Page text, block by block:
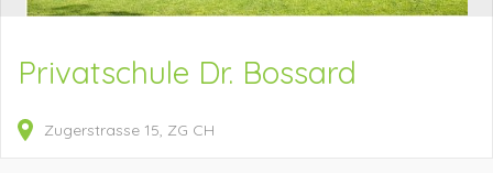
Privatschule Dr. Bossard
Zugerstrasse 15 ZG CH